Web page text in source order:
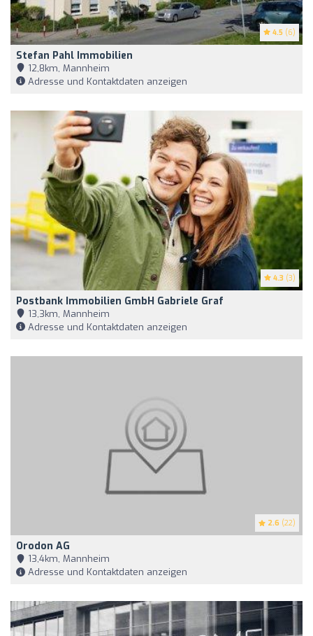
4.5 (6)
Stefan Pahl Immobilien
12,8km, Mannheim
Adresse und Kontaktdaten anzeigen
4.3 (3)
Postbank Immobilien GmbH Gabriele Graf
13,3km, Mannheim
Adresse und Kontaktdaten anzeigen
2.6 (22)
Orodon AG
13,4km, Mannheim
Adresse und Kontaktdaten anzeigen